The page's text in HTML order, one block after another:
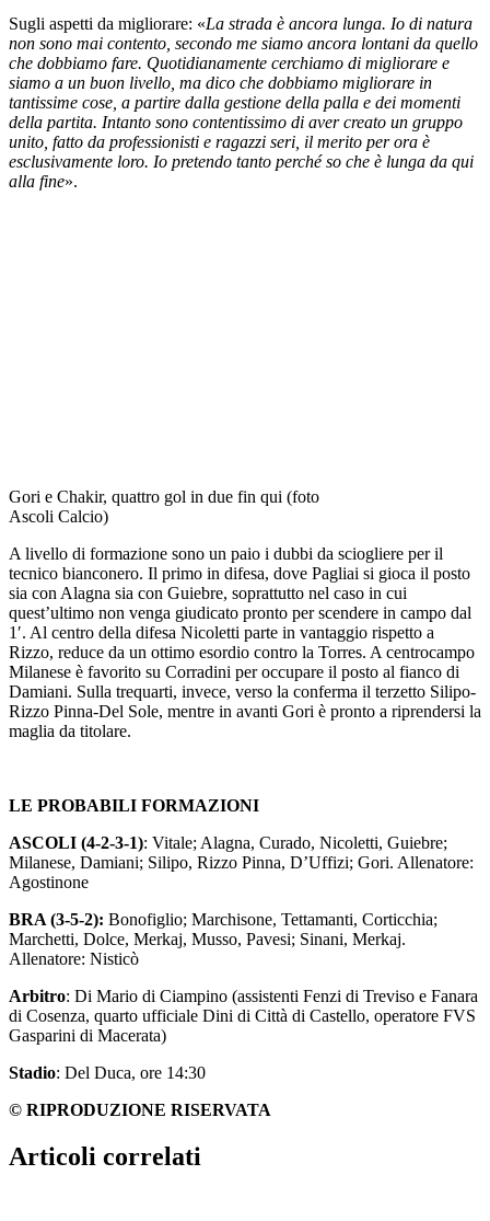
Sugli aspetti da migliorare: «La strada è ancora lunga. Io di natura
non sono mai contento, secondo me siamo ancora lontani da quello
che dobbiamo fare. Quotidianamente cerchiamo di migliorare e
siamo a un buon livello, ma dico che dobbiamo migliorare in
tantissime cose, a partire dalla gestione della palla e dei momenti
della partita. Intanto sono contentissimo di aver creato un gruppo
unito, fatto da professionisti e ragazzi seri, il merito per ora è
esclusivamente loro. Io pretendo tanto perché so che è lunga da qui
alla fine».
Gori e Chakir, quattro gol in due fin qui (foto
Ascoli Calcio)
A livello di formazione sono un paio i dubbi da sciogliere per il
tecnico bianconero. Il primo in difesa, dove Pagliai si gioca il posto
sia con Alagna sia con Guiebre, soprattutto nel caso in cui
quest’ultimo non venga giudicato pronto per scendere in campo dal
1′. Al centro della difesa Nicoletti parte in vantaggio rispetto a
Rizzo, reduce da un ottimo esordio contro la Torres. A centrocampo
Milanese è favorito su Corradini per occupare il posto al fianco di
Damiani. Sulla trequarti, invece, verso la conferma il terzetto Silipo-
Rizzo Pinna-Del Sole, mentre in avanti Gori è pronto a riprendersi la
maglia da titolare.
LE PROBABILI FORMAZIONI
ASCOLI (4-2-3-1): Vitale; Alagna, Curado, Nicoletti, Guiebre;
Milanese, Damiani; Silipo, Rizzo Pinna, D’Uffizi; Gori. Allenatore:
Agostinone
BRA (3-5-2): Bonofiglio; Marchisone, Tettamanti, Corticchia;
Marchetti, Dolce, Merkaj, Musso, Pavesi; Sinani, Merkaj.
Allenatore: Nisticò
Arbitro: Di Mario di Ciampino (assistenti Fenzi di Treviso e Fanara
di Cosenza, quarto ufficiale Dini di Città di Castello, operatore FVS
Gasparini di Macerata)
Stadio: Del Duca, ore 14:30
© RIPRODUZIONE RISERVATA
Articoli correlati